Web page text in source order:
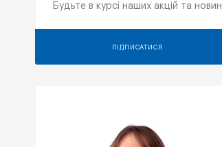
Будьте в курсі наших акцій та новин
ПІДПИСАТИСЯ